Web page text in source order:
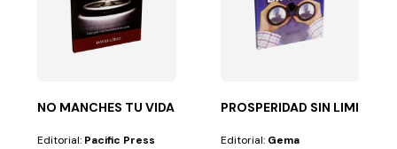
por...
NO MANCHES TU VIDA
Editorial: Pacific Press
PROSPERIDAD SIN LIMITES
Editorial: Gema